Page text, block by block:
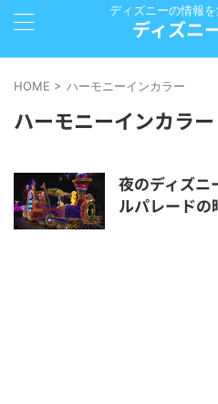
ディズニーの情報を
ディズニ
HOME > ハーモニーインカラー
ハーモニーインカラー
夜のディズニ
ルパレードの